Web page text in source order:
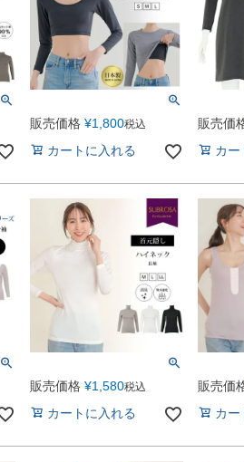
販売価格 ¥1,800税込
カートに入れる
販売価
カー
販売価格 ¥1,580税込
カートに入れる
販売価
カー